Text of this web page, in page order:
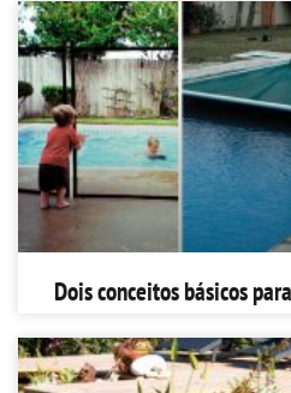
Dois conceitos básicos